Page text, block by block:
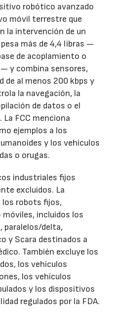
robótico avanzado
móvil terrestre que
la intervención de un
más de 4,4 libras —
de acoplamiento o
y combina sensores,
de al menos 200 kbps y
la navegación, la
de datos o el
FCC menciona
ejemplos a los
y los vehículos
o orugas.
industriales fijos
excluidos. La
los robots fijos,
incluidos los
paralelos/delta,
y Scara destinados a
También excluye los
los vehículos
los vehículos
y los dispositivos
regulados por la FDA.